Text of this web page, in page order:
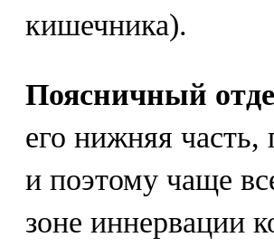
кишечника).
Поясничный
его нижняя часть,
и поэтому чаще
зоне иннервации